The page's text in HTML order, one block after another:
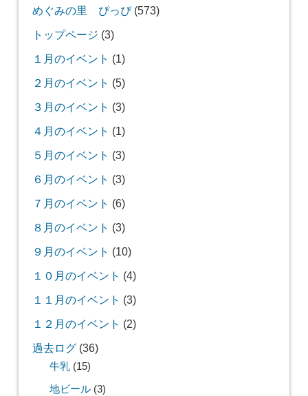
めぐみの里 ぴっぴ(573)
トップページ (3)
１月のイベント (1)
２月のイベント (5)
３月のイベント (3)
４月のイベント (1)
５月のイベント (3)
６月のイベント (3)
７月のイベント (6)
８月のイベント (3)
９月のイベント (10)
１０月のイベント (4)
１１月のイベント (3)
１２月のイベント (2)
過去ログ(36)
牛乳(15)
地ビール(3)